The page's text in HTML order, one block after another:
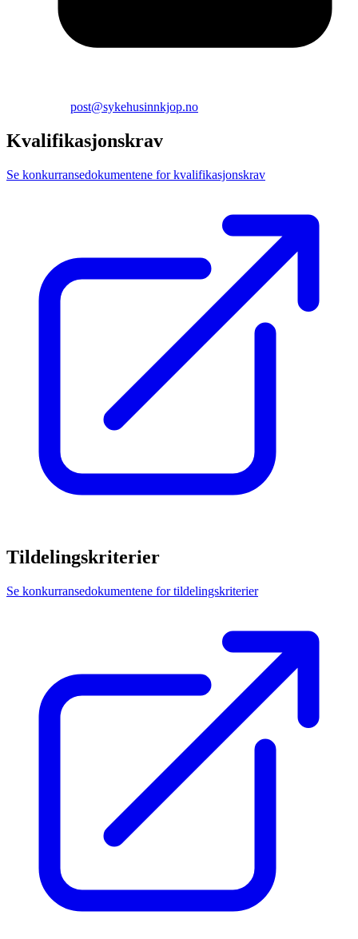
post@sykehusinnkjop.no
Kvalifikasjonskrav
Se konkurransedokumentene for kvalifikasjonskrav
Tildelingskriterier
Se konkurransedokumentene for tildelingskriterier